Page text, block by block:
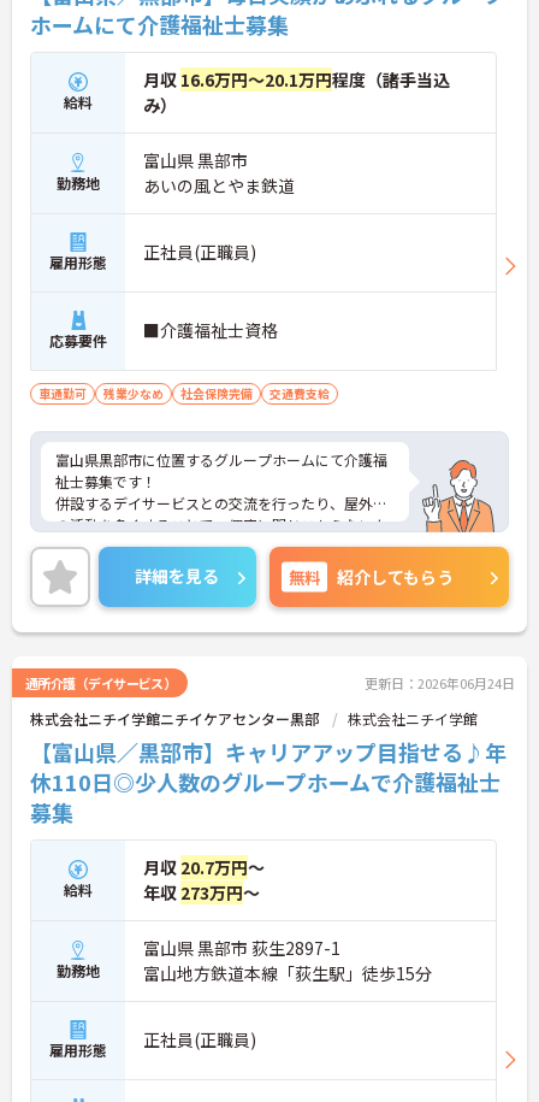
ホームにて介護福祉士募集
給料
月収 16.6万円～20.1万円程度（諸手当込
み）
勤務地
富山県 黒部市
あいの風とやま鉄道
雇用形態 正社員(正職員)
応募要件 ■介護福祉士資格
車通勤可 残業少なめ 社会保険完備 交通費支給
富山県黒部市に位置するグループホームにて介護福
祉士募集です！
併設するデイサービスとの交流を行ったり、屋外で
の活動を多くすることで、個室に閉じこもらないよ
うな環境作りを目指しています。
ご興味のある方には、面接対策ポイントなど、さら
に詳細をお話しいたしますので、お気軽にご相談く
ださい。
詳細を見る 無料 紹介してもらう
通所介護（デイサービス） 更新日：2026年06月24日
株式会社ニチイ学館ニチイケアセンター黒部 株式会社ニチイ学館
【富山県／黒部市】キャリアアップ目指せる♪年
休110日◎少人数のグループホームで介護福祉士
募集
給料
月収 20.7万円～
年収 273万円～
勤務地
富山県 黒部市 荻生2897-1
富山地方鉄道本線「荻生駅」徒歩15分
雇用形態 正社員(正職員)